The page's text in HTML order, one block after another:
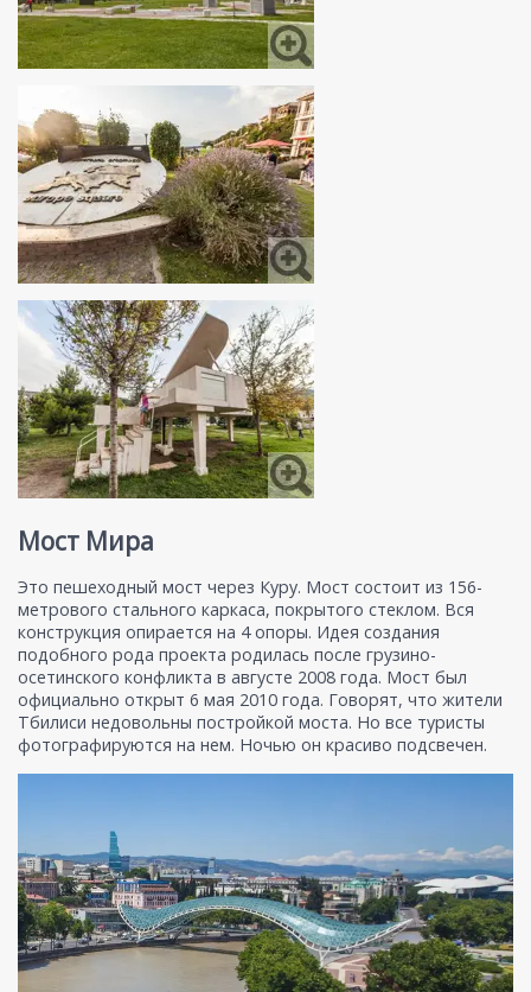
Мост Мира
Это пешеходный мост через Куру. Мост состоит из 156-
метрового стального каркаса, покрытого стеклом. Вся
конструкция опирается на 4 опоры. Идея создания
подобного рода проекта родилась после грузино-
осетинского конфликта в августе 2008 года. Мост был
официально открыт 6 мая 2010 года. Говорят, что жители
Тбилиси недовольны постройкой моста. Но все туристы
фотографируются на нем. Ночью он красиво подсвечен.